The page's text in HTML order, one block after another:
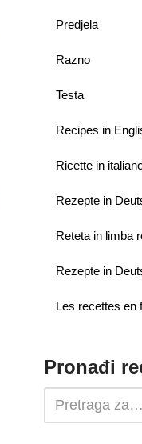
Predjela
Razno
Testa
Recipes in
Ricette in
Rezepte in
Reteta in limba
Rezepte in
Les recettes en
Pronađi